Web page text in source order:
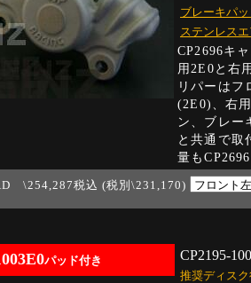
ブレーキパ
ステンレス
CP2696キ
用2E0と右
リパーはフ
(2E0)、右
ン、ブレー
と共通で取
量も
\254,287税込 (税別\231,170)
パッド付き CP2195-
推奨ディス